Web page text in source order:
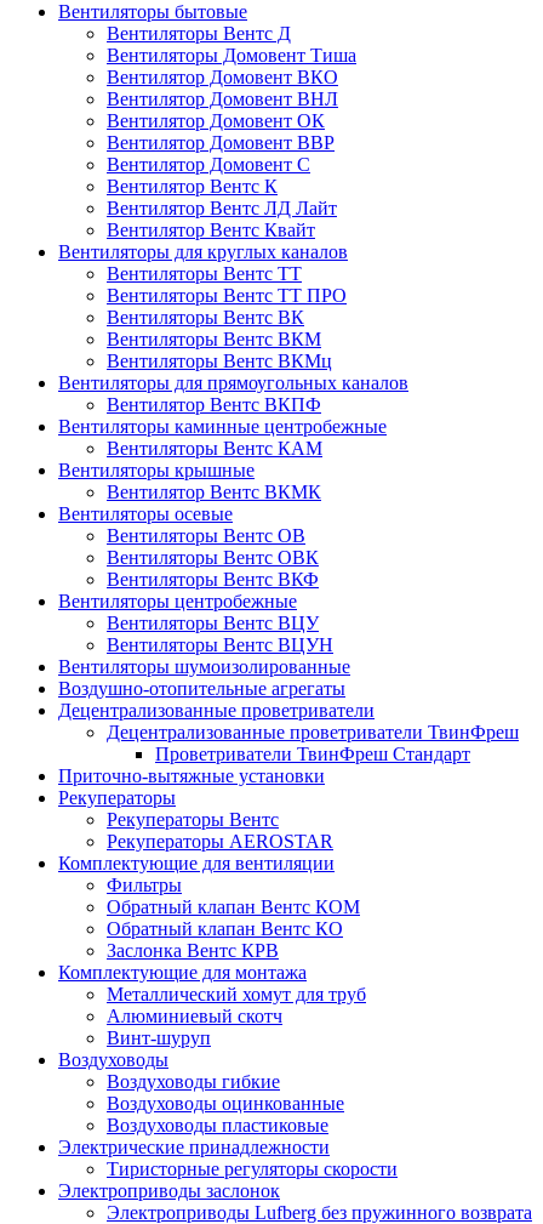
Вентиляторы бытовые
Вентиляторы Вентс Д
Вентиляторы Домовент Тиша
Вентилятор Домовент ВКО
Вентилятор Домовент ВНЛ
Вентилятор Домовент ОК
Вентилятор Домовент ВВР
Вентилятор Домовент С
Вентилятор Вентс К
Вентилятор Вентс ЛД Лайт
Вентилятор Вентс Квайт
Вентиляторы для круглых каналов
Вентиляторы Вентс ТТ
Вентиляторы Вентс ТТ ПРО
Вентиляторы Вентс ВК
Вентиляторы Вентс ВКМ
Вентиляторы Вентс ВКМц
Вентиляторы для прямоугольных каналов
Вентилятор Вентс ВКПФ
Вентиляторы каминные центробежные
Вентиляторы Вентс КАМ
Вентиляторы крышные
Вентилятор Вентс ВКМК
Вентиляторы осевые
Вентиляторы Вентс ОВ
Вентиляторы Вентс ОВК
Вентиляторы Вентс ВКФ
Вентиляторы центробежные
Вентиляторы Вентс ВЦУ
Вентиляторы Вентс ВЦУН
Вентиляторы шумоизолированные
Воздушно-отопительные агрегаты
Децентрализованные проветриватели
Децентрализованные проветриватели ТвинФреш
Проветриватели ТвинФреш Стандарт
Приточно-вытяжные установки
Рекуператоры
Рекуператоры Вентс
Рекуператоры AEROSTAR
Комплектующие для вентиляции
Фильтры
Обратный клапан Вентс КОМ
Обратный клапан Вентс КО
Заслонка Вентс КРВ
Комплектующие для монтажа
Металлический хомут для труб
Алюминиевый скотч
Винт-шуруп
Воздуховоды
Воздуховоды гибкие
Воздуховоды оцинкованные
Воздуховоды пластиковые
Электрические принадлежности
Тиристорные регуляторы скорости
Электроприводы заслонок
Электроприводы Lufberg без пружинного возврата